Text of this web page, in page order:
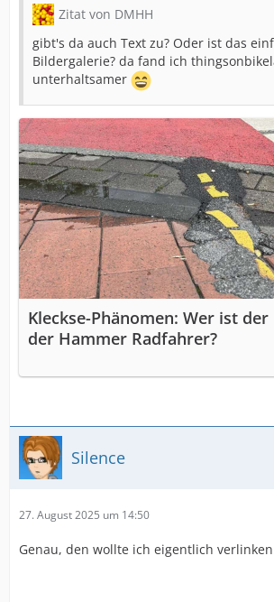
Zitat von DMHH
gibt's da auch Text zu? Oder ist das
Bildergalerie? da fand ich
unterhaltsamer
Kleckse-Phänomen: Wer ist
der Hammer Radfahrer?
Silence
27. August 2025 um 14:50
Genau, den wollte ich eigentlich